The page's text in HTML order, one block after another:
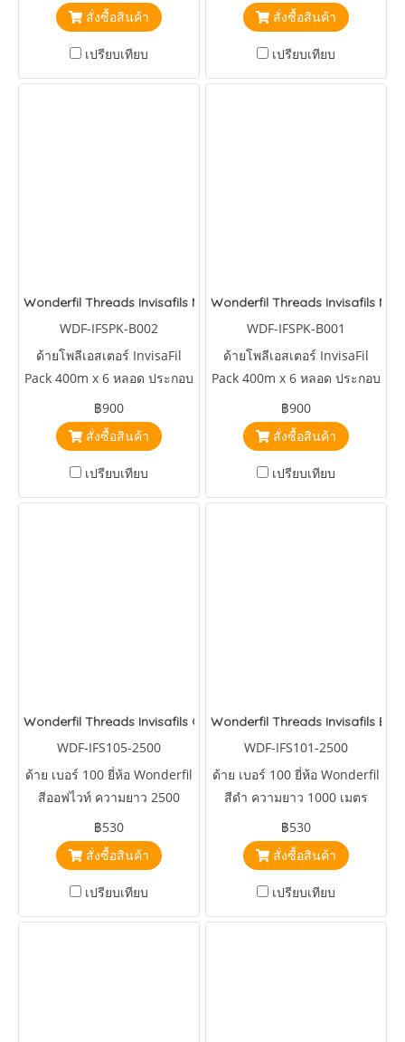
สั่งซื้อสินค้า
เปรียบเทียบ
สั่งซื้อสินค้า
เปรียบเทียบ
Wonderfil Threads Invisafils Mini Pack Always Neutrals
WDF-IFSPK-B002
ด้ายโพลีเอสเตอร์ InvisaFil
Pack 400m x 6 หลอด ประกอบ
ด้วยสี
฿900
สั่งซื้อสินค้า
เปรียบเทียบ
Wonderfil Threads Invisafils
WDF-IFSPK-B001
ด้ายโพลีเอสเตอร์ InvisaFil
Pack 400m x 6 หลอด ประกอบ
ด้วยสี
฿900
สั่งซื้อสินค้า
เปรียบเทียบ
Wonderfil Threads Invisafils Off White 2500 Metre
WDF-IFS105-2500
ด้าย เบอร์ 100 ยี่ห้อ Wonderfil
สีออฟไวท์ ความยาว 2500
เมตร
฿530
สั่งซื้อสินค้า
เปรียบเทียบ
Wonderfil Threads Invisafils
WDF-IFS101-2500
ด้าย เบอร์ 100 ยี่ห้อ Wonderfil
สีดำ ความยาว 1000 เมตร
฿530
สั่งซื้อสินค้า
เปรียบเทียบ